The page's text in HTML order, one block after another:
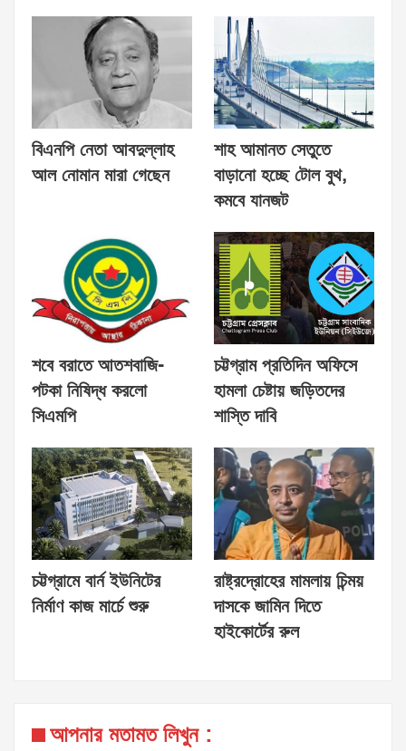
বিএনপি নেতা আবদুল্লাহ
আল নোমান মারা গেছেন
শাহ আমানত সেতুতে
বাড়ানো হচ্ছে টোল বুথ,
কমবে যানজট
শবে বরাতে আতশবাজি-
পটকা নিষিদ্ধ করলো
সিএমপি
চট্টগ্রাম প্রতিদিন অফিসে
হামলা চেষ্টায় জড়িতদের
শাস্তি দাবি
চট্টগ্রামে বার্ন ইউনিটের
নির্মাণ কাজ মার্চে শুরু
রাষ্ট্রদ্রোহের মামলায় চিন্ময়
দাসকে জামিন দিতে
হাইকোর্টের রুল
আপনার মতামত লিখুন :